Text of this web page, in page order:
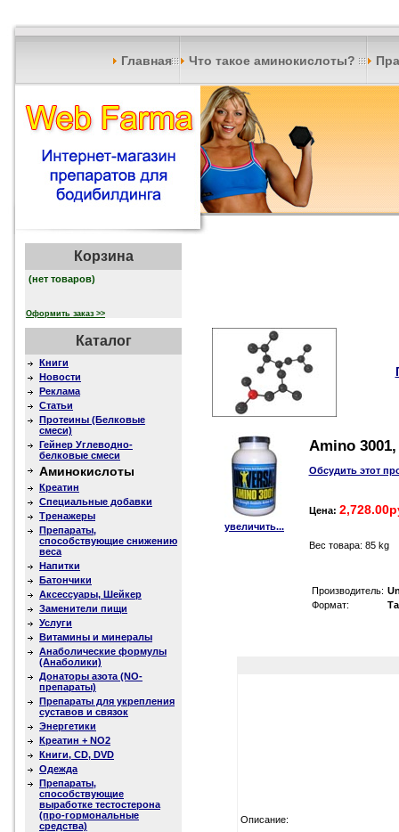
Главная Что такое аминокислоты?
Корзина
(нет товаров)
Оформить заказ >>
Каталог
Книги
Новости
Реклама
Статьи
Протеины (Белковые
смеси)
Гейнер Углеводно-
белковые смеси
Аминокислоты
Креатин
Специальные добавки
Тренажеры
Препараты,
способствующие снижению
веса
Напитки
Батончики
Аксессуары, Шейкер
Заменители пищи
Услуги
Витамины и минералы
Анаболические формулы
(Анаболики)
Донаторы азота (NO-
препараты)
Препараты для укрепления
суставов и связок
Энергетики
Креатин + NO2
Книги, CD, DVD
Одежда
Препараты,
способствующие
выработке тестостерона
(про-гормональные
средства)
увеличить...
Amino
Обсудить этот
Цена:
Вес товара: 85 kg
Производитель:
Формат:
Описание: